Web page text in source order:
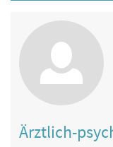
Ärztlich-